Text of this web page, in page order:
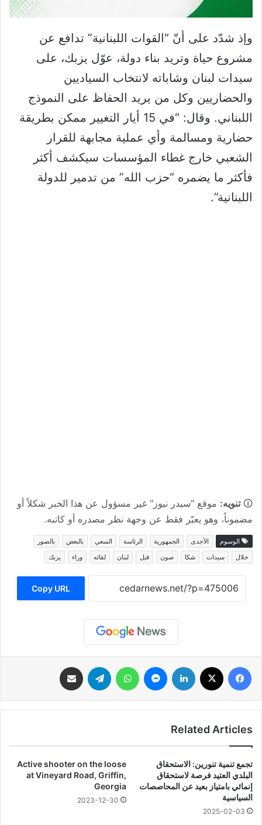
وإذ شدّد على أنّ “القوات اللبنانية” تدافع عن
مشروع حياة وتريد بناء دولة، عوّل يزبك، على
سيدات لبنان وشاباته لانتخاب السياديين
والحضاريين وكل من يريد الحفاظ على النموذج
اللبناني. وقال: “في 15 أيار التغيير ممكن بطريقة
حضارية ومسالمة وأي عملية مجابهة للقرار
الشعبي خارج غطاء المؤسسات سيكشف أكثر
فأكثر ما يضمره “حزب الله” من تدمير للدولة
اللبنانية”.
🛈تنويه: موقع "سيدر نيوز" غير مسؤول عن هذا الخبر شكلاً أو
مضموناً، وهو يعبّر فقط عن وجهة نظر مصدره أو كاتبه.
الوسوم الأجدى الجمهورية الرئاسة السعي بالبعض
بالصور
خلال
سيدات شكا صون قبل لبنان لقائه وراء يزبك
Copy URL
فيسبوك لينكدإن ماسنجر واتساب تيلقرام
Related Articles
تجمع تنمية تنورين: الاستحقاق
البلدي العتيد فرصة لاستحقاق
إنمائي بامتياز بعيد عن المحاصصات
السياسية
2025-02-03
Active shooter on the loose
at Vineyard Road, Griffin,
Georgia
2023-12-30